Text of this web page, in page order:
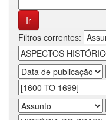
Filtros correntes: